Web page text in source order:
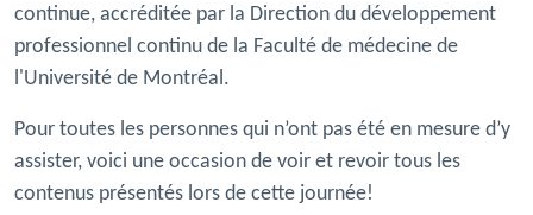
continue, accréditée par la Direction du développement
professionnel continu de la Faculté de médecine de
l'Université de Montréal.
Pour toutes les personnes qui n’ont pas été en mesure d’y
assister, voici une occasion de voir et revoir tous les
contenus présentés lors de cette journée!